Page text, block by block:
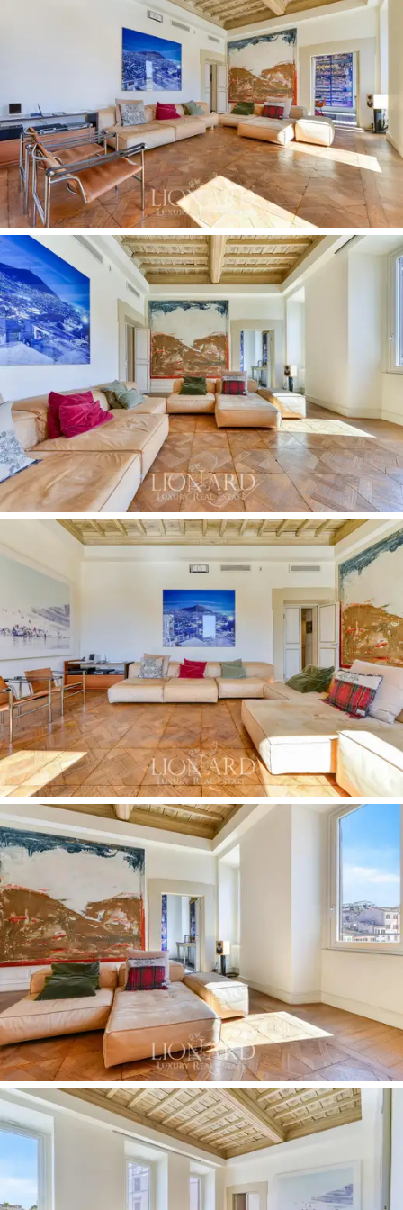
kuuluisimmista monumenteista, mutta myös
autenttisimmasta arjesta, joka koostuu kahviloista,
ravintoloista, kirjakaupoista, gallerioista ja paikallisista
Asunto sijaitsee hyvin säilyneessähistoriallisessa
rakennuksessa, jossa on hissi ja tyylikkäät yhteiset
tilat. Kiinteistön remontissa on kunnioitettu
hienovaraisesti alkuperäistä arkkitehtonista
identiteettiä ja korostettu arvokkaita elementtejä,
kutenkoristeellisia puukattoja, puulattioita ja klassisia
yksityiskohtia, jotka on yhdistetty nykyaikaiseen
viimeistelyyn. Erityisestipäämakuuhuoneessa
restauroitu antiikkifresko,
joka antaa ainutlaatuisuutta
ja kulttuuriarvoa yksityiselle ympäristölle.
Asunnon sisäänkäynti johtaa tilavaan ja tyylikkääseen
ympäristöön, jossaoleskelutilakoostuutakallisesta
olohuoneesta,ruokailuhuoneestaja
amerikkalaistyylisestä keittiöstä, jonka
ruostumattomasta teräksestävalmistetut huonekalut
luovat elegantin kontrastin värilliselle lattialle ja
perinteiselle arkkitehtuurille. Makuutilaan kuuluu
päämakuuhuone
, jossa onkaksi vaatehuonettaja
tilava kylpyhuone, sekä toinen makuuhuone. Kaikille
huoneille on ominaistahuomattava valoisuus.
Yksityiselle terassille,joka on harvinainen ominaisuus
kaupungin keskustassa, pääsee keittiöstä pienen
sisäpihan jakätevän portaikonkautta. Terassi tarjoaa
esteettömän näkymän roomalaisten kattojen ylleja
aurinkoisen sijainnin, joka on ihanteellinen
luonnonvalon
nauttimiseen koko päivän.Se on täydellinen paikka
kokea kaupunki ulkona, siemailla drinkki auringonlaskun
aikaan tai toivottaa vieraat tervetulleiksi todella
eksklusiivisessa ympäristössä.Hissin olemassaolo,
äänieristetyt kaksinkertaiset ikkunat
täydellinen remontti tekevät kiinteistöstä
asumiskelpoisen ja mukavan heti.
Tämäviehättävä kartanoon ainutlaatuinen tarjous
Rooman kiinteistömaailmassa, täydellinen niille, jotka
haluavat asua tai sijoittaa ikoniseen ja poikkeuksellisen
keskeiseen paikkaan luopumattayksityisyydestä,
mukavuudesta ja hienostuneisuudesta. Campo de'
Fiori on yksi harvoista aukioista maailmassa, joka pystyy
kertomaan kokonaisen kaupungin elämästä, kulttuurista
ja sielusta. Täällä ostaminen tarkoittaa jokaista päivää
uppoutumista
ainutlaatuiseen historialliseen